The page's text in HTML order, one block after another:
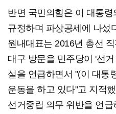
반면 국민의힘은 이 대통
규정하며 파상공세에 나섰
원내대표는 2016년 총선
대구 방문을 민주당이 '선
실을 언급하면서 "(이 대통
운동을 하고 있다"고 지적
선거중립 의무 위반을 언